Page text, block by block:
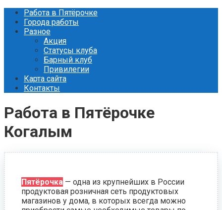
Перейти
контенту
Работа в Пятёрочке
Города работы
Разное
Акция
Статусы клуба
Барный клуб
Привилегии
Карта сайта
Контакты
Работа в Пятёрочке
Когалым
Пятёрочка — одна из крупнейших в России
продуктовая розничная сеть продуктовых
магазинов у дома, в которых всегда можно